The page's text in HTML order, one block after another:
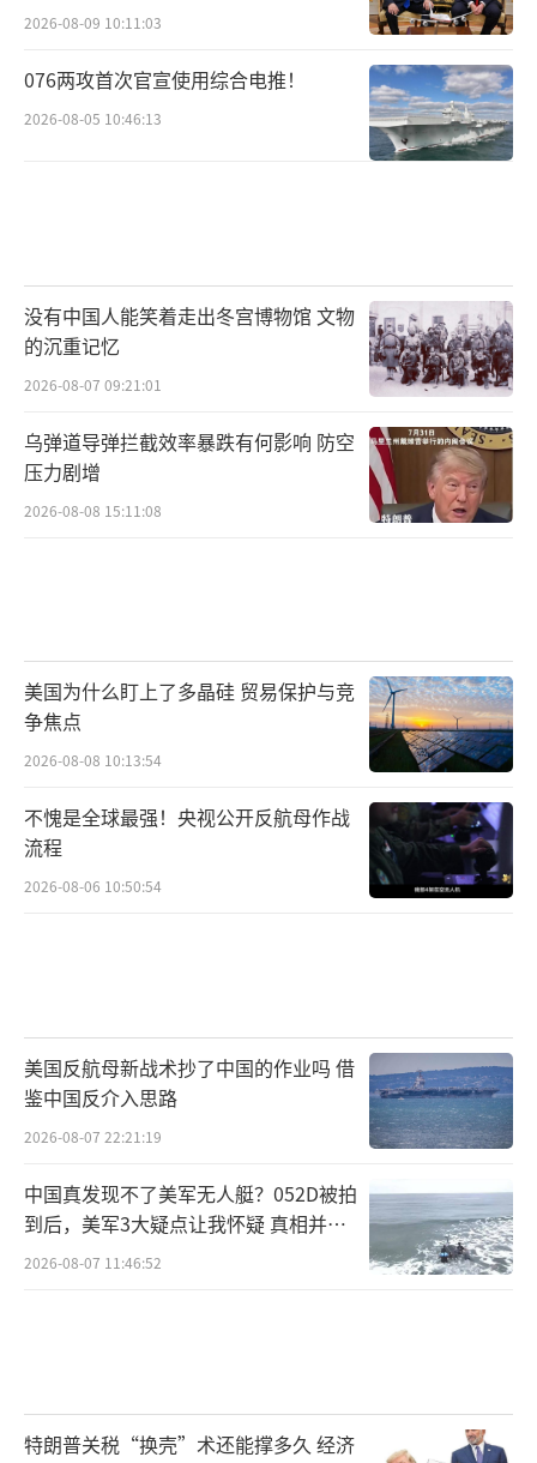
2026-08-09 10:11:03
076两攻首次官宣使用综合电推！
2026-08-05 10:46:13
没有中国人能笑着走出冬宫博物馆 文物
的沉重记忆
2026-08-07 09:21:01
乌弹道导弹拦截效率暴跌有何影响 防空
压力剧增
2026-08-08 15:11:08
美国为什么盯上了多晶硅 贸易保护与竞
争焦点
2026-08-08 10:13:54
不愧是全球最强！央视公开反航母作战
流程
2026-08-06 10:50:54
美国反航母新战术抄了中国的作业吗 借
鉴中国反介入思路
2026-08-07 22:21:19
中国真发现不了美军无人艇？052D被拍
到后，美军3大疑点让我怀疑 真相并非
如此
2026-08-07 11:46:52
特朗普关税“换壳”术还能撑多久 经济